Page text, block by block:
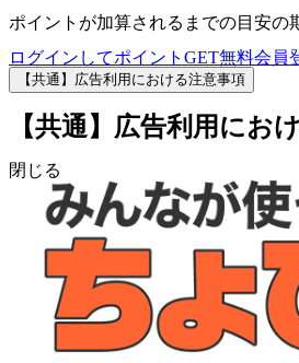
ポイントが加算されるまでの目安の
ログインしてポイントGET無料会員
【共通】広告利用における注意事項
【共通】広告利用にお
閉じる